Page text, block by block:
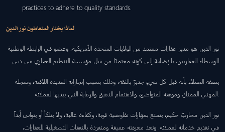
practices to adhere to quality standards.
لماذا يختار المتعاملون نور الدين
نور الدين هو مدير عقارات معتمد من الولايات المتحدة الأمريكية، وعضو في الرابطة الوطنية
للوسطاء العقاريين، بالإضافة إلى كونه معتمدًا من قبل مؤسسة التنظيم العقاري في دبي
يصفه العملاء بأنه قبل كل شيءٍ جديرٌ بالثقة، وذلك بسبب إنجازاته العديدة اللافتة، وسجله
المهني الممتاز، وموقفه المتواضع، والاهتمام الدقيق والرعاية التي يبديها لعملائه.
نور الدين محاربٌ حكيم، يتمتع بمهارات تفاوضية قوية، وكفاءة عالية، ولا يتلكأ أو يتوانى أبداً
في تقديم خدماته لعملائه. وتعد معرفته عميقة ومتفردة بالنفقات التشغيلية للعقارات،